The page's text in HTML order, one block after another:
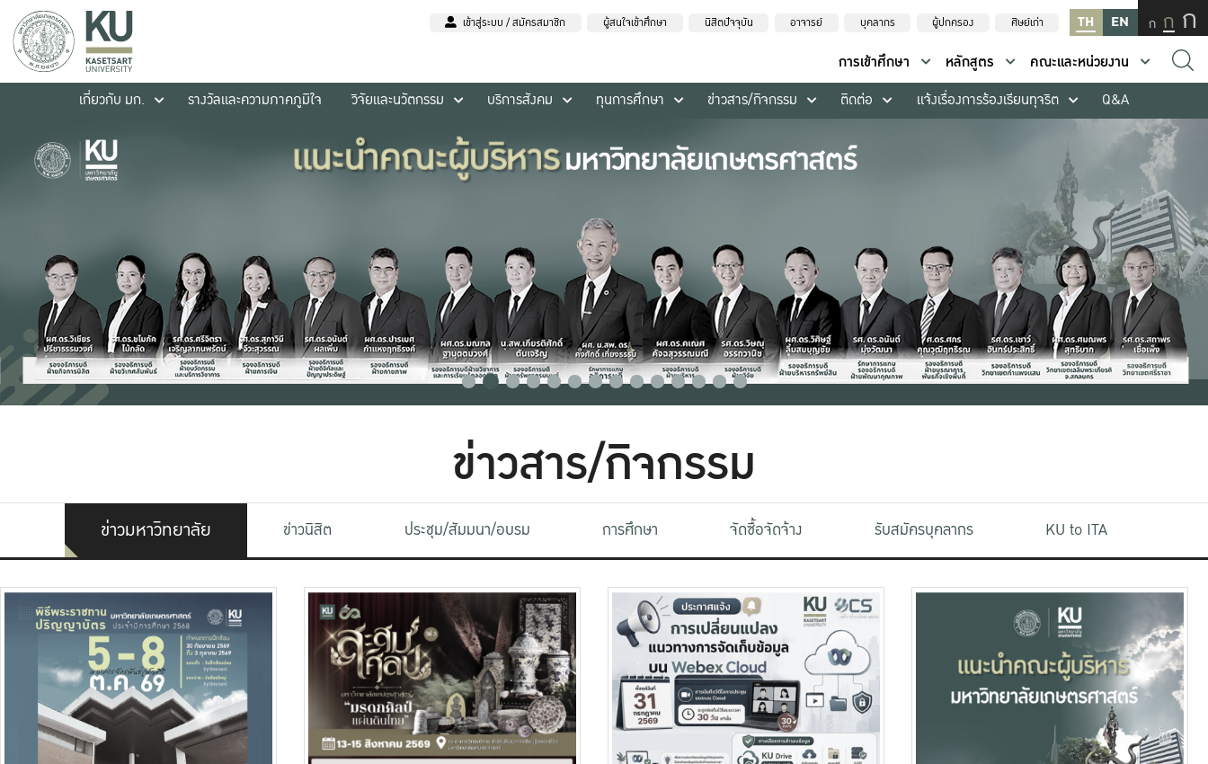
เข้าสู่ระบบ / สมัครสมาชิก ผู้สนใจเข้าศึกษา นิสิตปัจจุบัน อาจารย์ บุคลากร ผู้ปกครอง ศิษย์เก่า TH EN ก ก ก
การเข้าศึกษา หลักสูตร
คณะและหน่วยงาน
เกี่ยวกับ มก.
รางวัลและความภาคภูมิใจ วิจัยและนวัตกรรม บริการสังคม ทุนการศึกษา ข่าวสาร/กิจกรรม ติดต่อ แจ้งเรื่องการร้องเรียนทุจริต Q&A
ข่าวสาร/กิจกรรม
ข่าวมหาวิทยาลัย ข่าวนิสิต ประชุม/สัมมนา/อบรม การศึกษา จัดซื้อจัดจ้าง รับสมัครบุคลากร KU to ITA